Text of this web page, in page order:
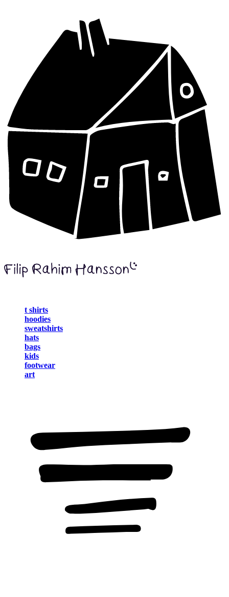
t shirts
hoodies
sweatshirts
hats
bags
kids
footwear
art